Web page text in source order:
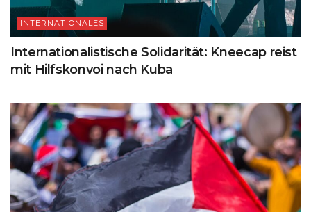
INTERNATIONALES
Internationalistische Solidarität: Kneecap reist
mit Hilfskonvoi nach Kuba